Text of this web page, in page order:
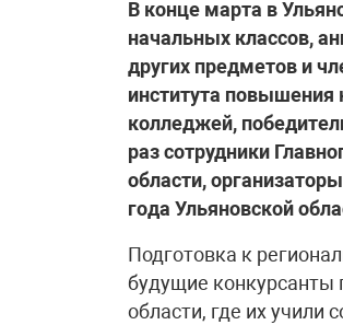
В конце марта в
начальных классов,
других предметов и
института повышения
колледжей,
раз сотрудники
области,
года Ульяновской
Подготовка к
будущие конкурсанты
области, где их учили